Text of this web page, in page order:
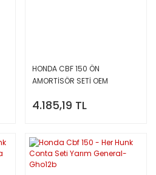
HONDA CBF 150 ÖN
AMORTİSÖR SETİ OEM
4.185,19 TL